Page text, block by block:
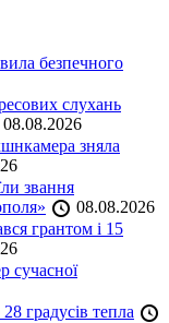
безпечного
слухань
08.08.2026
зняла
звання
08.08.2026
грантом і 15
сучасної
градусів тепла